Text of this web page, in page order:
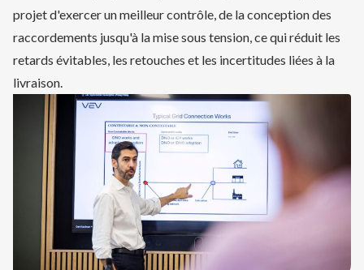
projet d'exercer un meilleur contrôle, de la conception des
raccordements jusqu'à la mise sous tension, ce qui réduit les
retards évitables, les retouches et les incertitudes liées à la
livraison.